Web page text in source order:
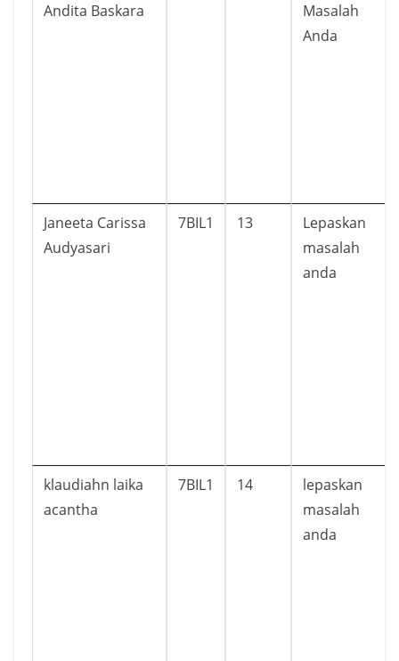
Andita Baskara
Masalah
Anda
Janeeta Carissa
Audyasari
7BIL1 13
Lepaskan
masalah
anda
klaudiahn laika
acantha
7BIL1 14
lepaskan
masalah
anda